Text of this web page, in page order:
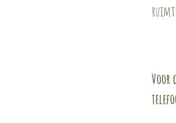
Voor